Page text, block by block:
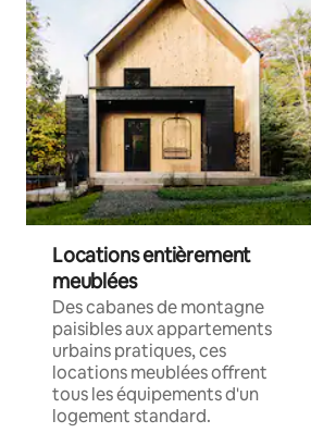
Locations entièrement
meublées
Des cabanes de montagne
paisibles aux appartements
urbains pratiques, ces
locations meublées offrent
tous les équipements d'un
logement standard.